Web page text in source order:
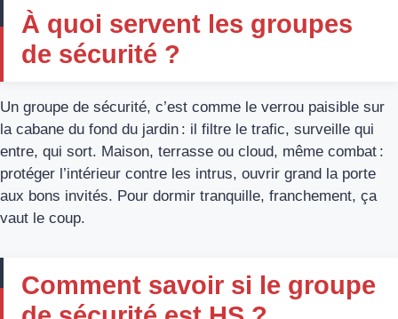
À quoi servent les groupes
de sécurité ?
Un groupe de sécurité, c’est comme le verrou paisible sur
la cabane du fond du jardin : il filtre le trafic, surveille qui
entre, qui sort. Maison, terrasse ou cloud, même combat :
protéger l’intérieur contre les intrus, ouvrir grand la porte
aux bons invités. Pour dormir tranquille, franchement, ça
vaut le coup.
Comment savoir si le groupe